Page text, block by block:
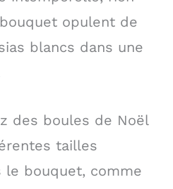
opulent de
blancs dans une
des boules de Noël
tailles
bouquet, comme